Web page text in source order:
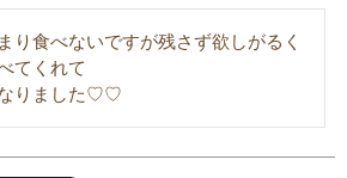
り食べないですが残さず欲しがるく
てくれて
りました♡♡